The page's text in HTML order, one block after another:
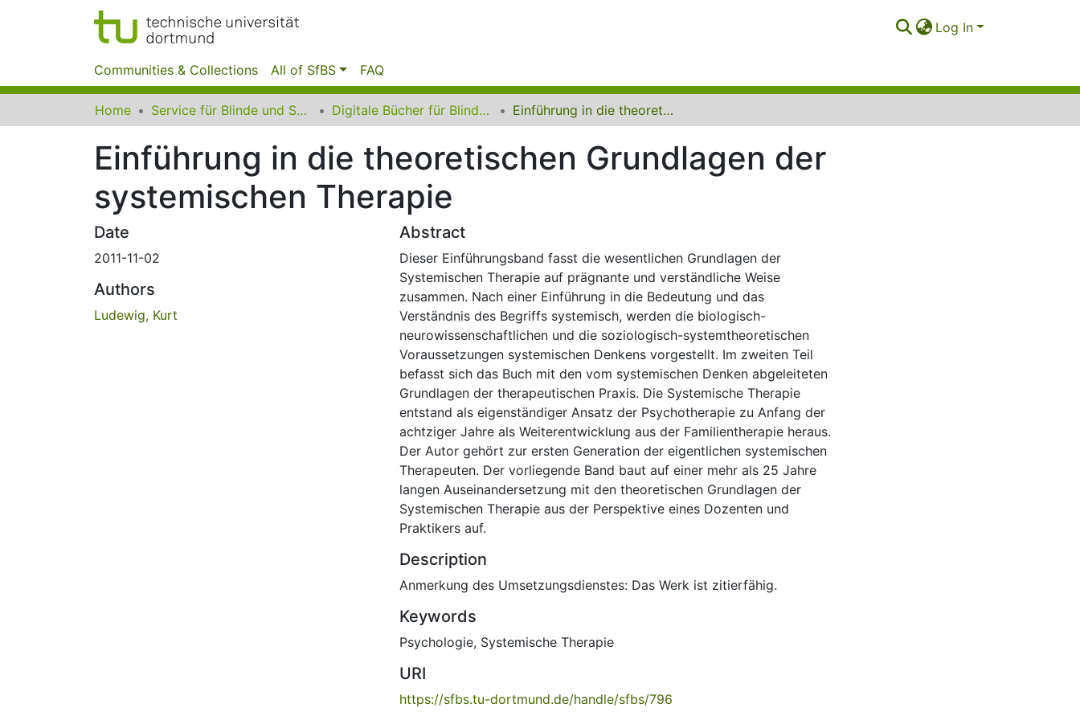
Log In
Communities & Collections All of SfBS FAQ
Home Service für Blinde und Sehbehinderte der UB Dortmund Digitale Bücher für Blinde und Sehbehinderte Einführung in die theoretischen Grundlagen der systemischen Therapie
Einführung in die theoretischen Grundlagen der
systemischen Therapie
Date
2011-11-02
Authors
Ludewig, Kurt
Abstract
Dieser Einführungsband fasst die wesentlichen Grundlagen der
Systemischen Therapie auf prägnante und verständliche Weise
zusammen. Nach einer Einführung in die Bedeutung und das
Verständnis des Begriffs systemisch, werden die biologisch-
neurowissenschaftlichen und die soziologisch-systemtheoretischen
Voraussetzungen systemischen Denkens vorgestellt. Im zweiten Teil
befasst sich das Buch mit den vom systemischen Denken abgeleiteten
Grundlagen der therapeutischen Praxis. Die Systemische Therapie
entstand als eigenständiger Ansatz der Psychotherapie zu Anfang der
achtziger Jahre als Weiterentwicklung aus der Familientherapie heraus.
Der Autor gehört zur ersten Generation der eigentlichen systemischen
Therapeuten. Der vorliegende Band baut auf einer mehr als 25 Jahre
langen Auseinandersetzung mit den theoretischen Grundlagen der
Systemischen Therapie aus der Perspektive eines Dozenten und
Praktikers auf.
Description
Anmerkung des Umsetzungsdienstes: Das Werk ist zitierfähig.
Keywords
Psychologie, Systemische Therapie
URI
https://sfbs.tu-dortmund.de/handle/sfbs/796